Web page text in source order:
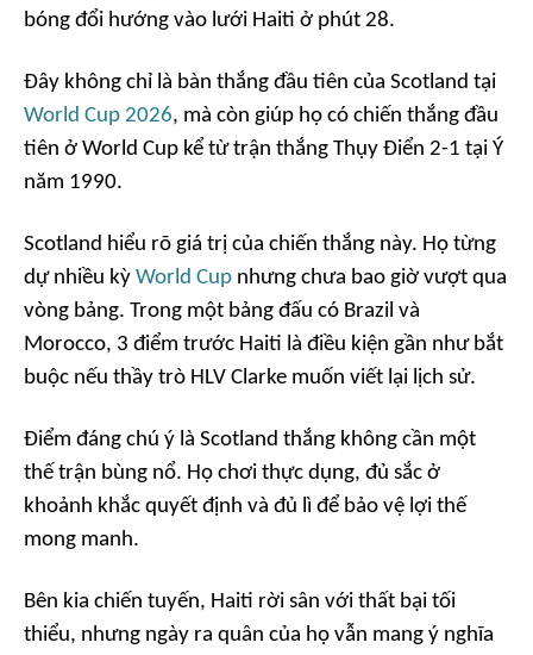
bóng đổi hướng vào lưới Haiti ở phút 28.
Đây không chỉ là bàn thắng đầu tiên của Scotland tại
World Cup 2026, mà còn giúp họ có chiến thắng đầu
tiên ở World Cup kể từ trận thắng Thụy Điển 2-1 tại Ý
năm 1990.
Scotland hiểu rõ giá trị của chiến thắng này. Họ từng
dự nhiều kỳ World Cup nhưng chưa bao giờ vượt qua
vòng bảng. Trong một bảng đấu có Brazil và
Morocco, 3 điểm trước Haiti là điều kiện gần như bắt
buộc nếu thầy trò HLV Clarke muốn viết lại lịch sử.
Điểm đáng chú ý là Scotland thắng không cần một
thế trận bùng nổ. Họ chơi thực dụng, đủ sắc ở
khoảnh khắc quyết định và đủ lì để bảo vệ lợi thế
mong manh.
Bên kia chiến tuyến, Haiti rời sân với thất bại tối
thiểu, nhưng ngày ra quân của họ vẫn mang ý nghĩa